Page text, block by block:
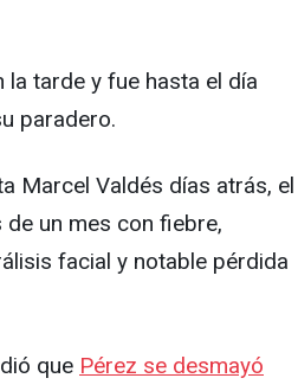
la tarde y fue hasta el día
paradero.
Marcel Valdés días atrás, el
un mes con fiebre,
facial y notable pérdida
que Pérez se desmayó